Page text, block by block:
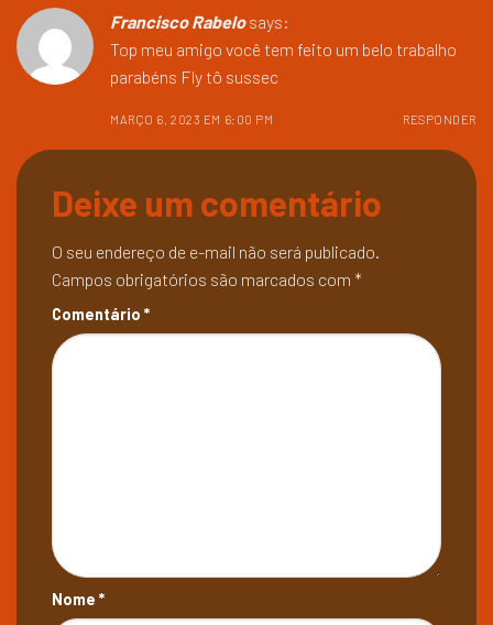
Francisco Rabelo says:
Top meu amigo você tem feito um belo trabalho
parabéns Fly tô sussec
MARÇO 6, 2023 EM 6:00 PM RESPONDER
Deixe um comentário
O seu endereço de e-mail não será publicado.
Campos obrigatórios são marcados com *
Comentário *
Nome *